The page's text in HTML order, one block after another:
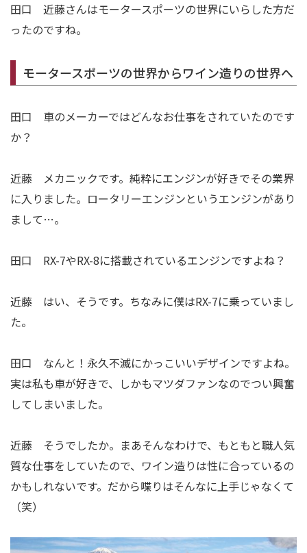
田口 近藤さんはモータースポーツの世界にいらした方だ
ったのですね。
モータースポーツの世界からワイン造りの世界へ
田口 車のメーカーではどんなお仕事をされていたのです
か？
近藤 メカニックです。純粋にエンジンが好きでその業界
に入りました。ロータリーエンジンというエンジンがあり
まして…。
田口 RX-7やRX-8に搭載されているエンジンですよね？
近藤 はい、そうです。ちなみに僕はRX-7に乗っていまし
た。
田口 なんと！永久不滅にかっこいいデザインですよね。
実は私も車が好きで、しかもマツダファンなのでつい興奮
してしまいました。
近藤 そうでしたか。まあそんなわけで、もともと職人気
質な仕事をしていたので、ワイン造りは性に合っているの
かもしれないです。だから喋りはそんなに上手じゃなくて
（笑）